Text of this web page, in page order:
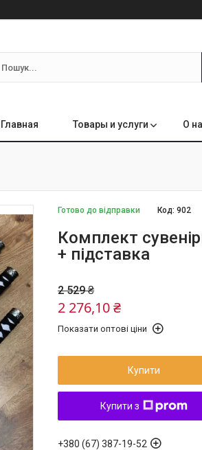
Главная Товары и услуги О
Готово до відправки Код:902
Комплект
+ підставка
2 529 ₴
2 276,10 ₴
Показати оптові ціни
Купити
Купити з
+380 (67) 387-19-52